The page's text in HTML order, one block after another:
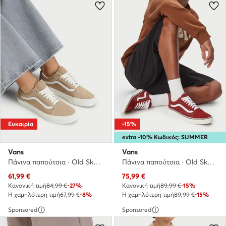
Ευκαιρία
Vans
Πάνινα παπούτσια · Old Skool · Μπεζ
Τρέχουσα τιμή
61,99 €
Κανονική τιμή84,99 €-27%
Η χαμηλότερη τιμή67,99 €-8%
extra -10% Κωδικός: SUMMER
-15%
Vans
Πάνινα παπούτσια · Old Skool · Κόκκινο
Τρέχουσα τιμή
75,99 €
Κανονική τιμή89,99 €-15%
Η χαμηλότερη τιμή89,99 €-15%
Sponsored
Sponsored